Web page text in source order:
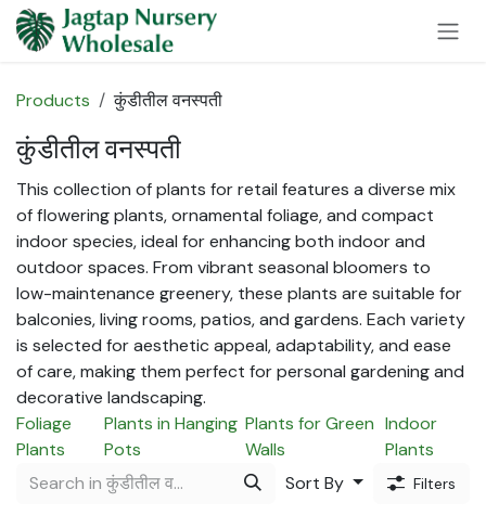
Skip to Content
Products कुंडीतील वनस्पती
कुंडीतील वनस्पती
This collection of plants for retail features a diverse mix
of flowering plants, ornamental foliage, and compact
indoor species, ideal for enhancing both indoor and
outdoor spaces. From vibrant seasonal bloomers to
low-maintenance greenery, these plants are suitable for
balconies, living rooms, patios, and gardens. Each variety
is selected for aesthetic appeal, adaptability, and ease
of care, making them perfect for personal gardening and
decorative landscaping.
Foliage
Plants
Plants in Hanging
Pots
Plants for Green
Walls
Indoor
Plants
Sort By
Filters